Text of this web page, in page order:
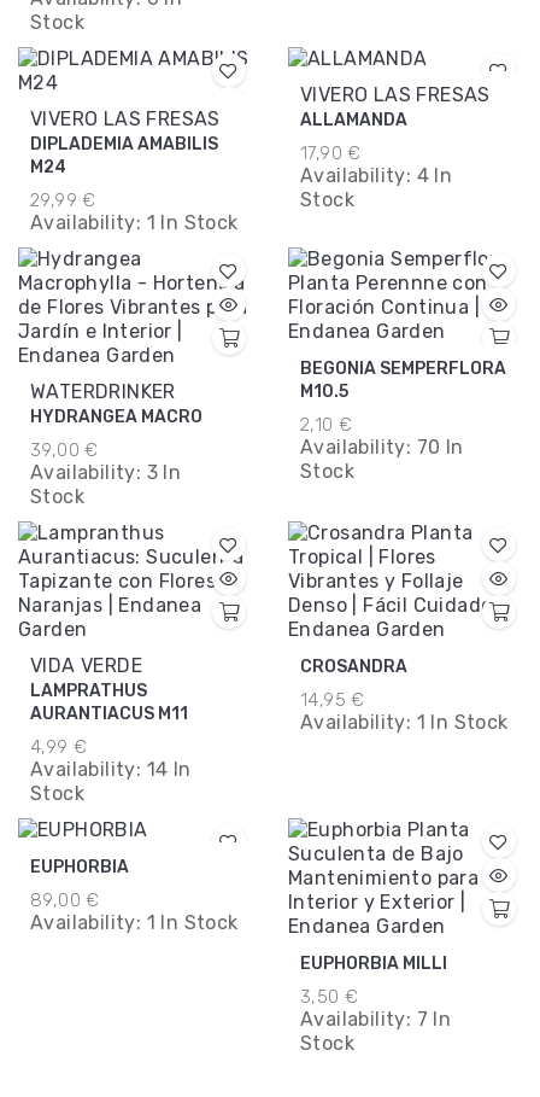
Stock
VIVERO LAS FRESAS
DIPLADEMIA AMABILIS
M24
29,99 €
Availability: 1 In Stock
VIVERO LAS FRESAS
ALLAMANDA
17,90 €
Availability: 4 In
Stock
WATERDRINKER
HYDRANGEA MACRO
39,00 €
Availability: 3 In
Stock
BEGONIA SEMPERFLORA
M10.5
2,10 €
Availability: 70 In
Stock
VIDA VERDE
LAMPRATHUS
AURANTIACUS M11
4,99 €
Availability: 14 In
Stock
CROSANDRA
14,95 €
Availability: 1 In Stock
EUPHORBIA
89,00 €
Availability: 1 In Stock
EUPHORBIA MILLI
3,50 €
Availability: 7 In
Stock